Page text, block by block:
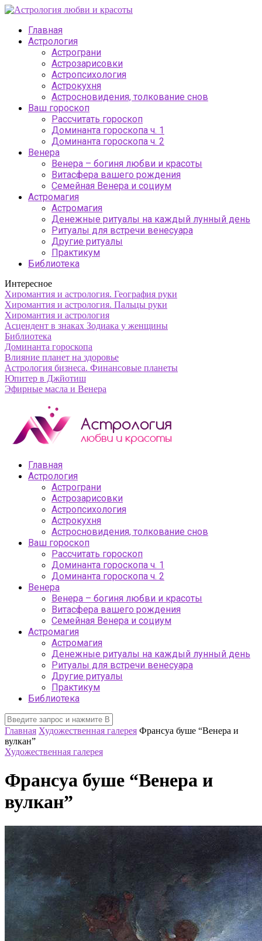
Главная
Астрология
Астрограни
Астрозарисовки
Астропсихология
Астрокухня
Астросновидения, толкование снов
Ваш гороскоп
Рассчитать гороскоп
Доминанта гороскопа ч. 1
Доминанта гороскопа ч. 2
Венера
Венера – богиня любви и красоты
Витасфера вашего рождения
Семейная Венера и социум
Астромагия
Астромагия
Денежные ритуалы на каждый лунный день
Ритуалы для встречи венесуара
Другие ритуалы
Практикум
Библиотека
Интересное
Хиромантия и астрология. География руки
Хиромантия и астрология. Пальцы руки
Хиромантия и астрология
Асцендент в знаках Зодиака у женщины
Библиотека
Доминанта гороскопа
Влияние планет на здоровье
Астрология бизнеса. Финансовые планеты
Юпитер в Джйотиш
Эфирные масла и Венера
Главная
Астрология
Астрограни
Астрозарисовки
Астропсихология
Астрокухня
Астросновидения, толкование снов
Ваш гороскоп
Рассчитать гороскоп
Доминанта гороскопа ч. 1
Доминанта гороскопа ч. 2
Венера
Венера – богиня любви и красоты
Витасфера вашего рождения
Семейная Венера и социум
Астромагия
Астромагия
Денежные ритуалы на каждый лунный день
Ритуалы для встречи венесуара
Другие ритуалы
Практикум
Библиотека
Главная Художественная галерея Франсуа буше “Венера и
вулкан”
Художественная галерея
Франсуа буше “Венера и
вулкан”